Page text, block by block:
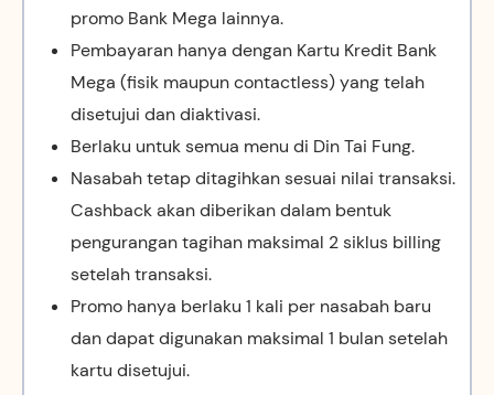
promo Bank Mega lainnya.
Pembayaran hanya dengan Kartu Kredit Bank
Mega (fisik maupun contactless) yang telah
disetujui dan diaktivasi.
Berlaku untuk semua menu di Din Tai Fung.
Nasabah tetap ditagihkan sesuai nilai transaksi.
Cashback akan diberikan dalam bentuk
pengurangan tagihan maksimal 2 siklus billing
setelah transaksi.
Promo hanya berlaku 1 kali per nasabah baru
dan dapat digunakan maksimal 1 bulan setelah
kartu disetujui.